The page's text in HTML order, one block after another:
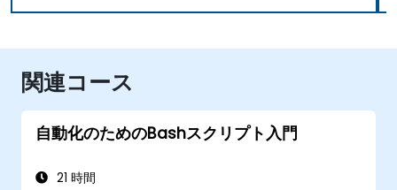
関連コース
自動化のためのBashスクリプト入門
21 時間